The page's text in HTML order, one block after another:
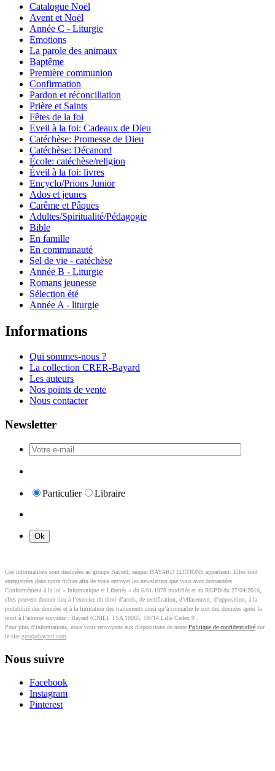
Catalogue Noël
Avent et Noël
Année C - Liturgie
Emotions
La parole des animaux
Baptême
Première communion
Confirmation
Pardon et réconciliation
Prière et Saints
Fêtes de la foi
Eveil à la foi: Cadeaux de Dieu
Catéchèse: Promesse de Dieu
Catéchèse: Décanord
École: catéchèse/religion
Éveil à la foi: livres
Encyclo/Prions Junior
Ados et jeunes
Carême et Pâques
Adultes/Spiritualité/Pédagogie
Bible
En famille
En communauté
Sel de vie - catéchèse
Année B - Liturgie
Romans jeunesse
Sélection été
Année A - liturgie
Informations
Qui sommes-nous ?
La collection CRER-Bayard
Les auteurs
Nos points de vente
Nous contacter
Newsletter
Particulier Libraire
Ces informations sont destinées au groupe Bayard, auquel BAYARD EDITIONS appartient. Elles sont
enregistrées dans notre fichier afin de vous envoyer les newsletters que vous avez demandées.
Conformément à la loi « Informatique et Libertés » du 6/01/1978 modifiée et au RGPD du 27/04/2016,
elles peuvent donner lieu à l’exercice du droit d’accès, de rectification, d’effacement, d’opposition, à la
portabilité des données et à la limitation des traitements ainsi qu’à connaître le sort des données après la
mort à l’adresse suivante : Bayard (CNIL), TSA 10065, 59714 Lille Cedex 9 .
Pour plus d’informations, nous vous renvoyons aux dispositions de notre Politique de confidentialité sur
le site groupebayard.com
Nous suivre
Facebook
Instagram
Pinterest